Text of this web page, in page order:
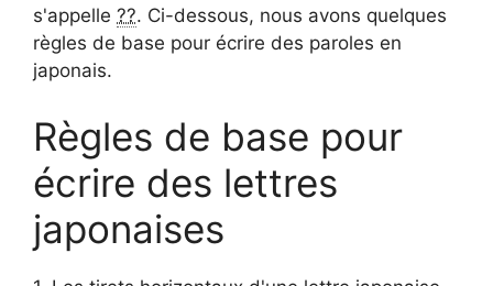
s'appelle ??. Ci-dessous, nous avons quelques
règles de base pour écrire des paroles en
japonais.
Règles de base pour
écrire des lettres
japonaises